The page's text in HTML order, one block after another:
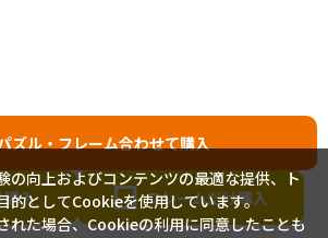
ックス
夫で扱いやすいパネルです。【
ズル・フレーム合わせて購入
購入 フレームだけ購入
の向上およびコンテンツの最適な提供、ト
的としてCookieを使用しています。
れた場合、Cookieの利用に同意したことも